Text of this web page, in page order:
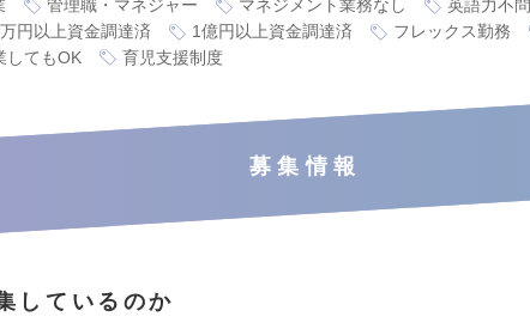
管理職・マネジャー マネジメント業務なし 英語力不問
円以上資金調達済
1億円以上資金調達済 フレックス勤務
してもOK 育児支援制度
募集情報
しているのか